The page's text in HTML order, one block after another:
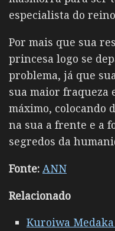
especialista do
Por mais que sua
princesa logo se
problema, já que
sua maior fraqueza
máximo, colocando
na sua a frente e a
segredos da
Fonte: ANN
Relacionado
Kuroiwa Medaka